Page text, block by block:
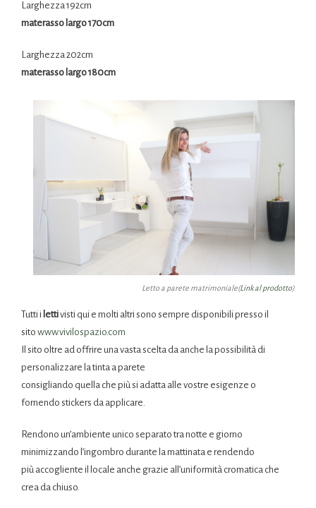
Larghezza 192cm
materasso largo 170cm
Larghezza 202cm
materasso largo 180cm
Letto a parete matrimoniale(Link al prodotto)
Tutti i lettivisti qui e molti altri sono sempre disponibili presso il
sito www.vivilospazio.com
Il sito oltre ad offrire una vasta scelta da anche la possibilità di
personalizzare la tinta a parete
consigliando quella che più si adatta alle vostre esigenze o
fornendo stickers da applicare.
Rendono un’ambiente unico separato tra notte e giorno
minimizzando l’ingombro durante la mattinata e rendendo
più accogliente il locale anche grazie all’uniformità cromatica che
crea da chiuso.